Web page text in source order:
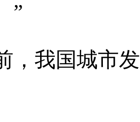
”
，我国城市